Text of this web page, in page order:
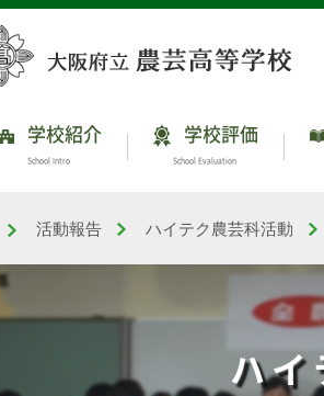
学校紹介
School Intro
学校評価
School Evaluation
大阪府立農芸高等学校
活動報告 ハイテク農芸科活動
ハ